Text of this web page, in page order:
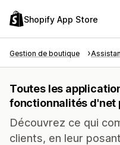
Shopify App Store
Gestion de boutique
Toutes les
fonctionnalités d'net
Découvrez ce qui
clients, en leur